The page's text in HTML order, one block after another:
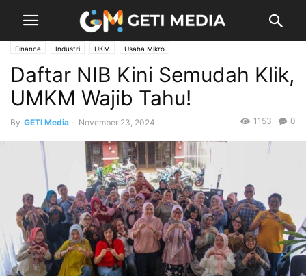
Finance Industri UKM Usaha Mikro
Daftar NIB Kini Semudah Klik,
UMKM Wajib Tahu!
By GETI Media - November 23, 2024 0
1153